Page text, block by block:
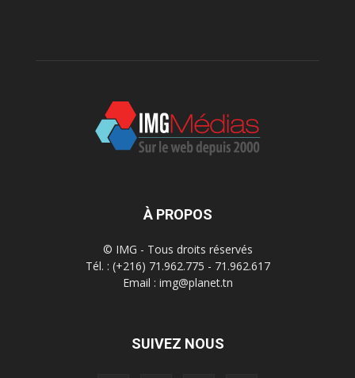
À PROPOS
© IMG - Tous droits réservés
Tél. : (+216) 71.962.775 - 71.962.617
Email : img@planet.tn
SUIVEZ NOUS